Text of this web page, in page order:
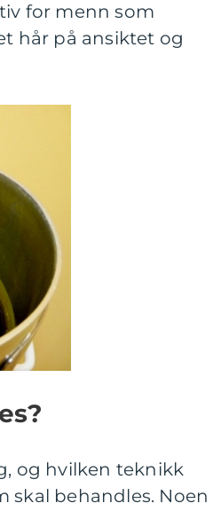
for menn som
hår på ansiktet og
og hvilken teknikk
skal behandles. Noen